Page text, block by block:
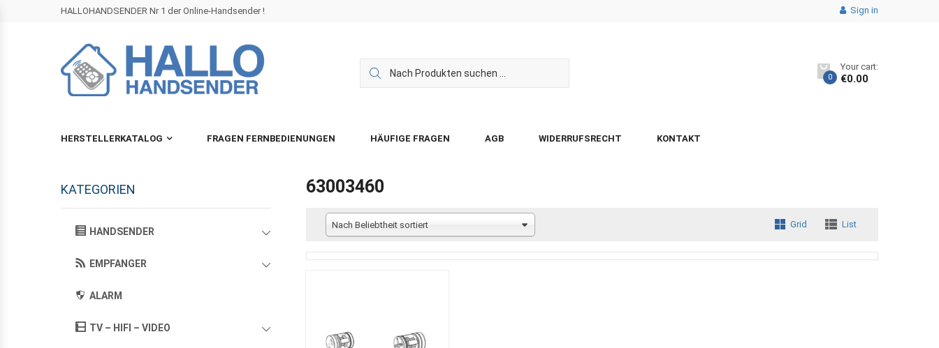
HALLOHANDSENDER Nr 1 der Online-Handsender ! Sign in
0
Your cart:
€0.00
HERSTELLERKATALOG FRAGEN FERNBEDIENUNGEN HÄUFIGE FRAGEN AGB WIDERRUFSRECHT KONTAKT
63003460
Nach Beliebtheit sortiert Grid List
KATEGORIEN
HANDSENDER
EMPFANGER
ALARM
TV – HIFI – VIDEO